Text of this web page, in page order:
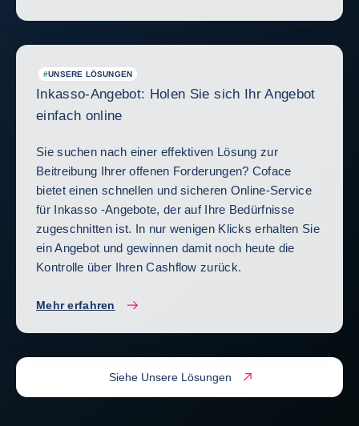
Siehe Unsere Lösungen
#UNSERE LÖSUNGEN
Inkasso-Angebot: Holen Sie sich Ihr Angebot
einfach online
Sie suchen nach einer effektiven Lösung zur
Beitreibung Ihrer offenen Forderungen? Coface
bietet einen schnellen und sicheren Online-Service
für Inkasso -Angebote, der auf Ihre Bedürfnisse
zugeschnitten ist. In nur wenigen Klicks erhalten Sie
ein Angebot und gewinnen damit noch heute die
Kontrolle über Ihren Cashflow zurück.
Mehr erfahren